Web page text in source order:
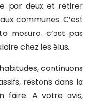
par deux et retirer
communes. C’est
mesure, c’est pas
chez les élus.
continuons
restons dans la
faire. A votre avis,